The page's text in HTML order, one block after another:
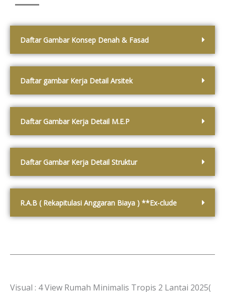
Daftar Gambar Konsep Denah & Fasad
Daftar gambar Kerja Detail Arsitek
Daftar Gambar Kerja Detail M.E.P
Daftar Gambar Kerja Detail Struktur
R.A.B ( Rekapitulasi Anggaran Biaya ) **Ex-clude
Visual : 4 View Rumah Minimalis Tropis 2 Lantai 2025(